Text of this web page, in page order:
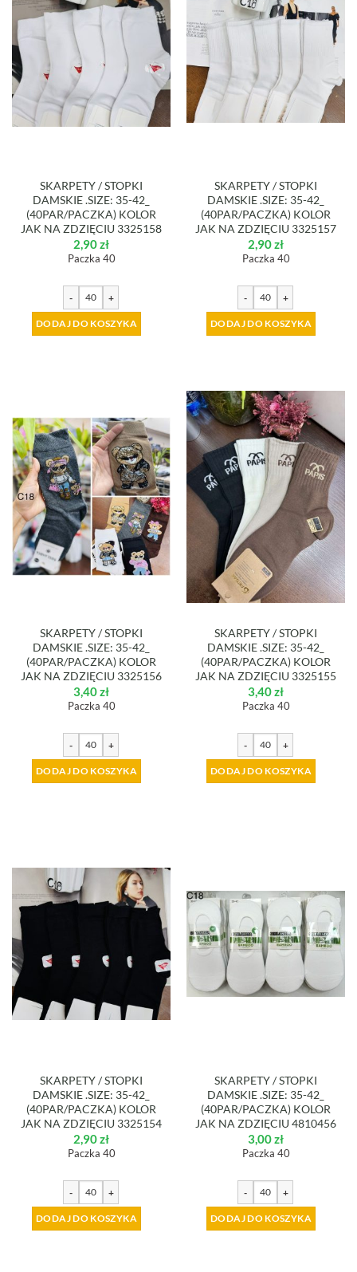
SKARPETY / STOPKI
DAMSKIE .SIZE: 35-42_
(40PAR/PACZKA) KOLOR
JAK NA ZDZIĘCIU 3325158
2,90zł
Paczka 40
- +
DODAJ DO KOSZYKA
SKARPETY / STOPKI
DAMSKIE .SIZE: 35-42_
(40PAR/PACZKA) KOLOR
JAK NA ZDZIĘCIU 3325157
2,90zł
Paczka 40
- +
DODAJ DO KOSZYKA
SKARPETY / STOPKI
DAMSKIE .SIZE: 35-42_
(40PAR/PACZKA) KOLOR
JAK NA ZDZIĘCIU 3325156
3,40zł
Paczka 40
- +
DODAJ DO KOSZYKA
SKARPETY / STOPKI
DAMSKIE .SIZE: 35-42_
(40PAR/PACZKA) KOLOR
JAK NA ZDZIĘCIU 3325155
3,40zł
Paczka 40
- +
DODAJ DO KOSZYKA
SKARPETY / STOPKI
DAMSKIE .SIZE: 35-42_
(40PAR/PACZKA) KOLOR
JAK NA ZDZIĘCIU 3325154
2,90zł
Paczka 40
- +
DODAJ DO KOSZYKA
SKARPETY / STOPKI
DAMSKIE .SIZE: 35-42_
(40PAR/PACZKA) KOLOR
JAK NA ZDZIĘCIU 4810456
3,00zł
Paczka 40
- +
DODAJ DO KOSZYKA